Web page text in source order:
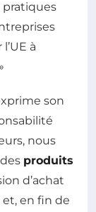
à
son
nous
produits
d’achat
en fin de